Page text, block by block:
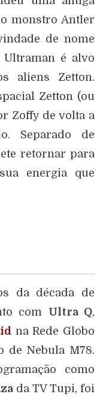
monstro Antler
de nome
Ultraman é alvo
aliens Zetton.
Zetton (ou
Zoffy de volta a
Separado de
retornar para
energia que
da década de
com Ultra Q,
na Rede Globo
Nebula M78.
como
da TV Tupi, foi